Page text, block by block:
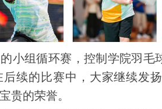
小组循环赛，控制学院羽毛
续的比赛中，大家继续发
贵的荣誉。